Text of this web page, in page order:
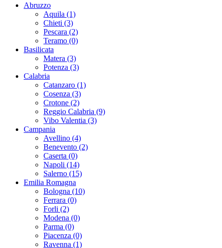
Abruzzo
Aquila (1)
Chieti (3)
Pescara (2)
Teramo (0)
Basilicata
Matera (3)
Potenza (3)
Calabria
Catanzaro (1)
Cosenza (3)
Crotone (2)
Reggio Calabria (9)
Vibo Valentia (3)
Campania
Avellino (4)
Benevento (2)
Caserta (0)
Napoli (14)
Salerno (15)
Emilia Romagna
Bologna (10)
Ferrara (0)
Forli (2)
Modena (0)
Parma (0)
Piacenza (0)
Ravenna (1)